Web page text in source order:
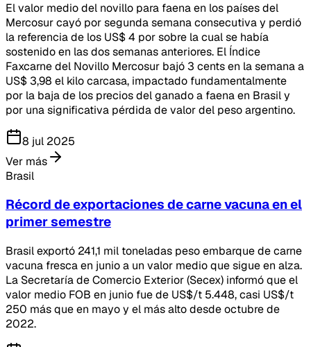
El valor medio del novillo para faena en los países del
Mercosur cayó por segunda semana consecutiva y perdió
la referencia de los US$ 4 por sobre la cual se había
sostenido en las dos semanas anteriores. El Índice
Faxcarne del Novillo Mercosur bajó 3 cents en la semana a
US$ 3,98 el kilo carcasa, impactado fundamentalmente
por la baja de los precios del ganado a faena en Brasil y
por una significativa pérdida de valor del peso argentino.
8 jul 2025
Ver más
Brasil
Récord de exportaciones de carne vacuna en el
primer semestre
Brasil exportó 241,1 mil toneladas peso embarque de carne
vacuna fresca en junio a un valor medio que sigue en alza.
La Secretaría de Comercio Exterior (Secex) informó que el
valor medio FOB en junio fue de US$/t 5.448, casi US$/t
250 más que en mayo y el más alto desde octubre de
2022.